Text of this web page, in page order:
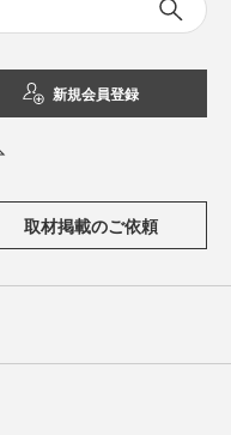
新規会員登録
取材掲載のご依頼